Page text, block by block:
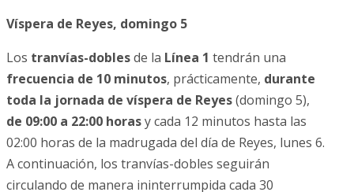
Víspera de Reyes, domingo 5
Los tranvías-doblesde la Línea 1 tendrán una
frecuencia de 10 minutos, prácticamente, durante
toda la jornada de víspera de Reyes(domingo 5),
de 09:00 a 22:00 horasy cada 12 minutos hasta las
02:00 horas de la madrugada del día de Reyes, lunes 6.
A continuación, los tranvías-dobles seguirán
circulando de manera ininterrumpida cada 30